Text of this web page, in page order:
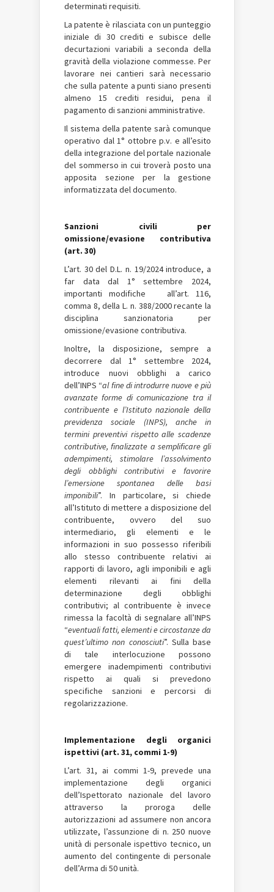
determinati requisiti.
La patente è rilasciata con un punteggio
iniziale di 30 crediti e subisce delle
decurtazioni variabili a seconda della
gravità della violazione commesse. Per
lavorare nei cantieri sarà necessario
che sulla patente a punti siano presenti
almeno 15 crediti residui, pena il
pagamento di sanzioni amministrative.
Il sistema della patente sarà comunque
operativo dal 1° ottobre p.v. e all’esito
della integrazione del portale nazionale
del sommerso in cui troverà posto una
apposita sezione per la gestione
informatizzata del documento.
Sanzioni civili per
omissione/evasione contributiva
(art. 30)
L’art. 30 del D.L. n. 19/2024 introduce, a
far data dal 1° settembre 2024,
importanti modifiche all’art. 116,
comma 8, della L. n. 388/2000 recante la
disciplina sanzionatoria per
omissione/evasione contributiva.
Inoltre, la disposizione, sempre a
decorrere dal 1° settembre 2024,
introduce nuovi obblighi a carico
dell’INPS “al fine di introdurre nuove e più
avanzate forme di comunicazione tra il
contribuente e l’Istituto nazionale della
previdenza sociale (INPS), anche in
termini preventivi rispetto alle scadenze
contributive, finalizzate a semplificare gli
adempimenti, stimolare l’assolvimento
degli obblighi contributivi e favorire
l’emersione spontanea delle basi
imponibili”. In particolare, si chiede
all’Istituto di mettere a disposizione del
contribuente, ovvero del suo
intermediario, gli elementi e le
informazioni in suo possesso riferibili
allo stesso contribuente relativi ai
rapporti di lavoro, agli imponibili e agli
elementi rilevanti ai fini della
determinazione degli obblighi
contributivi; al contribuente è invece
rimessa la facoltà di segnalare all’INPS
“eventuali fatti, elementi e circostanze da
quest’ultimo non conosciuti”. Sulla base
di tale interlocuzione possono
emergere inadempimenti contributivi
rispetto ai quali si prevedono
specifiche sanzioni e percorsi di
regolarizzazione.
Implementazione degli organici
ispettivi (art. 31, commi 1-9)
L’art. 31, ai commi 1-9, prevede una
implementazione degli organici
dell’Ispettorato nazionale del lavoro
attraverso la proroga delle
autorizzazioni ad assumere non ancora
utilizzate, l’assunzione di n. 250 nuove
unità di personale ispettivo tecnico, un
aumento del contingente di personale
dell’Arma di 50 unità.